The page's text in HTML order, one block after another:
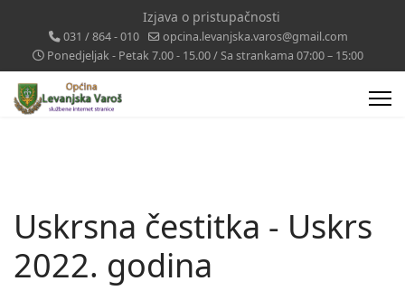
Izjava o pristupačnosti
031 / 864 - 010
opcina.levanjska.varos@gmail.com
Ponedjeljak - Petak 7.00 - 15.00 / Sa strankama 07:00 – 15:00
Uskrsna čestitka - Uskrs
2022. godina